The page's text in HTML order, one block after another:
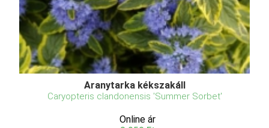
Aranytarka kékszakáll
Caryopteris clandonensis 'Summer Sorbet'
Online ár